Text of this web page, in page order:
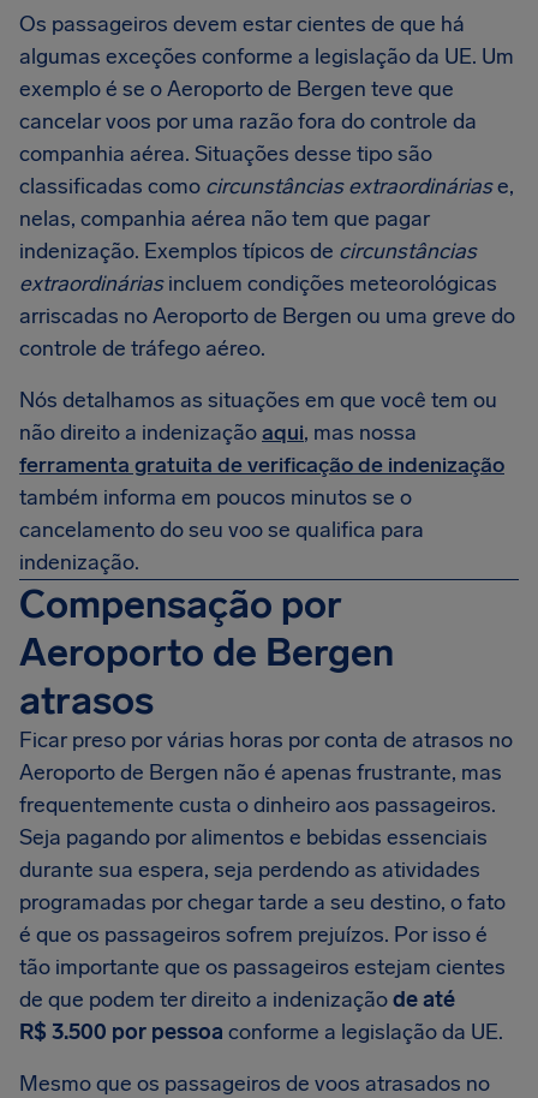
Os passageiros devem estar cientes de que há
algumas exceções conforme a legislação da UE. Um
exemplo é se o Aeroporto de Bergen teve que
cancelar voos por uma razão fora do controle da
companhia aérea. Situações desse tipo são
classificadas como circunstâncias extraordináriase,
nelas, companhia aérea não tem que pagar
indenização. Exemplos típicos de circunstâncias
extraordináriasincluem condições meteorológicas
arriscadas no Aeroporto de Bergen ou uma greve do
controle de tráfego aéreo.
Nós detalhamos as situações em que você tem ou
não direito a indenizaçãoaqui, mas nossa
ferramenta gratuita de verificação de indenização
também informa em poucos minutos se o
cancelamento do seu voo se qualifica para
indenização.
Compensação por
Aeroporto de Bergen
atrasos
Ficar preso por várias horas por conta de atrasos no
Aeroporto de Bergen não é apenas frustrante, mas
frequentemente custa o dinheiro aos passageiros.
Seja pagando por alimentos e bebidas essenciais
durante sua espera, seja perdendo as atividades
programadas por chegar tarde a seu destino, o fato
é que os passageiros sofrem prejuízos. Por isso é
tão importante que os passageiros estejam cientes
de que podem ter direito a indenizaçãode até
R$ 3.500 por pessoa conforme a legislação da UE.
Mesmo que os passageiros de voos atrasados no